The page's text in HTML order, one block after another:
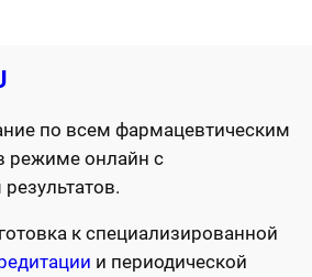
по всем фармацевтическим
режиме онлайн с
к специализированной
и периодической